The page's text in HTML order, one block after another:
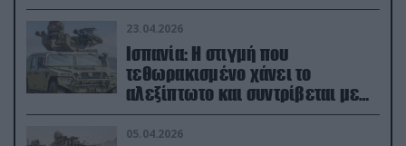
23.04.2026
Ισπανία: Η στιγμή που
τεθωρακισμένο χάνει το
αλεξίπτωτο και συντρίβεται με
ορμή στο έδαφος (βίντεο)
05.04.2026